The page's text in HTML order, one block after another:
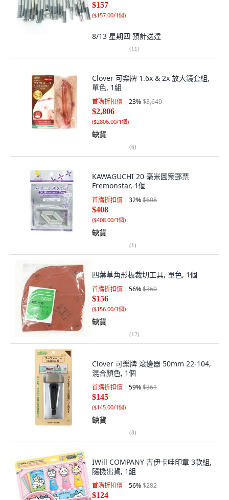
$157
($157.00/1個)
8/13 星期四 預計送達
(11)
Clover 可樂牌 1.6x & 2x 放大鏡套組,
單色, 1組
首購折扣價 23%$3,649
$2,806
($2806.00/1個)
缺貨
(6)
KAWAGUCHI 20 毫米圖案郵票
Fremonstar, 1個
首購折扣價 32%$608
$408
($408.00/1個)
缺貨
(1)
四葉草角形板裁切工具, 單色, 1個
首購折扣價 56%$360
$156
($156.00/1個)
缺貨
(12)
Clover 可樂牌 滾邊器 50mm 22-104,
混合顏色, 1個
首購折扣價 59%$361
$145
($145.00/1個)
缺貨
(8)
IWill COMPANY 吉伊卡哇印章 3款組,
隨機出貨, 1組
首購折扣價 56%$282
$124